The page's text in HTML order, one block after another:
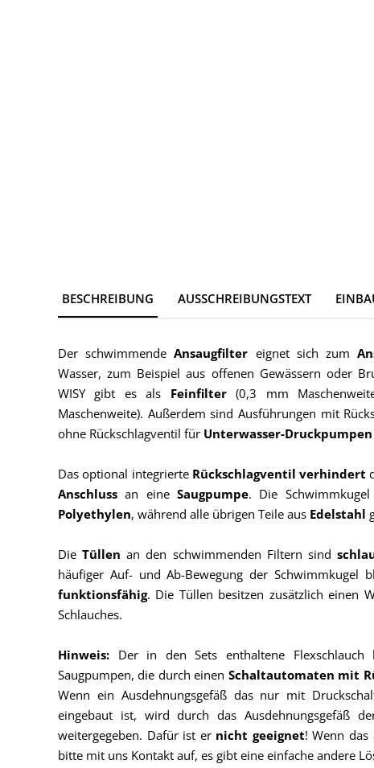
BESCHREIBUNG AUSSCHREIBUNGSTEXT
Der schwimmendeAnsaugfilter eignet sich zum
Wasser, zum Beispiel aus offenen Gewässern oder
WISY gibt es als Feinfilter(0,3 mm
Maschenweite). Außerdem sind Ausführungen mit
ohne Rückschlagventil für Unterwasser-Druckpumpen
Das optional integrierte Rückschlagventil verhindert
Anschlussan eine Saugpumpe. Die
Polyethylen, während alle übrigen Teile aus Edelstahl
DieTüllenan den schwimmenden Filtern sind
häufiger Auf- und Ab-Bewegung der Schwimmkugel
funktionsfähig. Die Tüllen besitzen zusätzlich einen
Schlauches.
Hinweis: Der in den Sets enthaltene
Saugpumpen, die durch einen Schaltautomaten mit
Wenn ein Ausdehnungsgefäß das nur mit
eingebaut ist, wird durch das Ausdehnungsgefäß
weitergegeben. Dafür ist er nicht geeignet! Wenn
bitte mit uns Kontakt auf, es gibt eine einfache andere